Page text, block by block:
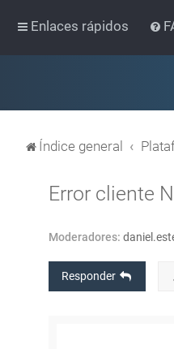
Enlaces rápidos
Índice general
Error cliente
Moderadores:
Responder